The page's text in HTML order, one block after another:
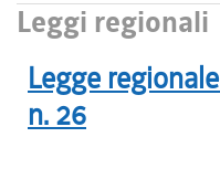
Leggi regionali
Legge regionale
n. 26